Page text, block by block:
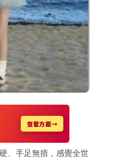
、手足無措，感覺全世